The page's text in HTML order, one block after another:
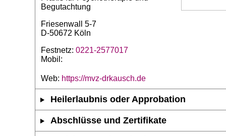
Begutachtung
Friesenwall 5-7
D-50672 Köln
Festnetz: 0221-2577017
Mobil:
Web: https://mvz-drkausch.de
Heilerlaubnis oder Approbation
Abschlüsse und Zertifikate